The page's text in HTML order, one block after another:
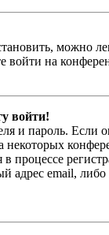
можно
войти на
войти!
и пароль.
в процессе
адрес email,